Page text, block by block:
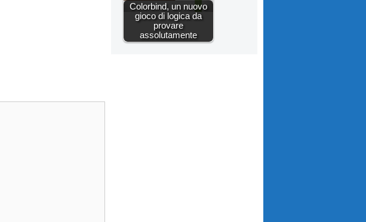
Colorbind, un nuovo
gioco di logica da
provare
assolutamente